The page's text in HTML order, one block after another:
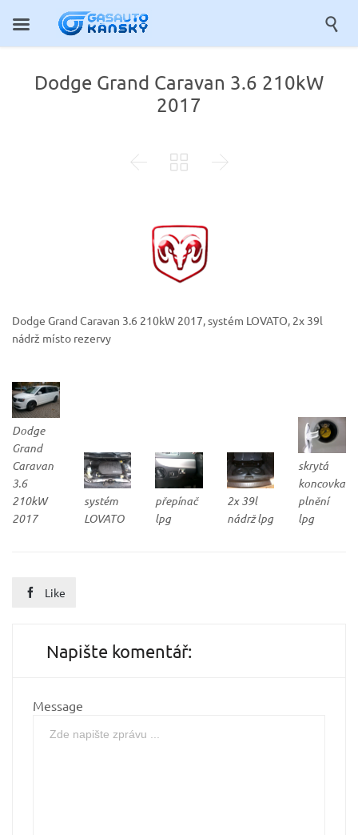

Dodge Grand Caravan 3.6 210kW
2017
  
Dodge Grand Caravan 3.6 210kW 2017, systém LOVATO, 2x 39l
nádrž místo rezervy
Dodge
Grand
Caravan
3.6
210kW
2017
systém
LOVATO
přepínač
lpg
2x 39l
nádrž lpg
skrytá
koncovka
plnění
lpg
 Like
Napište komentář:
Message